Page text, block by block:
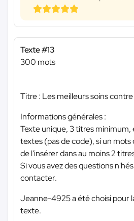
Texte #13
300 mots
Titre : Les meilleurs soins
Informations générales :
Texte unique, 3 titres minimum,
textes (pas de code), si un mots
de l'insérer dans au moins 2
Si vous avez des questions
contacter.
Jeanne-4925 a été choisi pour
texte.